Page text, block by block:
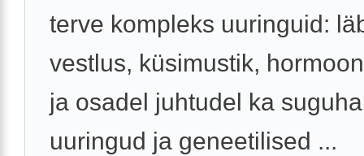
terve kompleks uuringuid:
vestlus, küsimustik,
ja osadel juhtudel ka
uuringud ja geneetilised ...